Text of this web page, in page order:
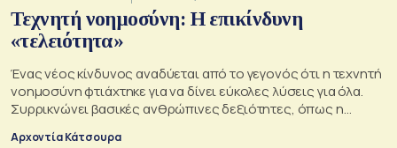
Τεχνητή νοημοσύνη: Η επικίνδυνη
«τελειότητα»
Ένας νέος κίνδυνος αναδύεται από το γεγονός ότι η τεχνητή
νοημοσύνη φτιάχτηκε για να δίνει εύκολες λύσεις για όλα.
Συρρικνώνει βασικές ανθρώπινες δεξιότητες, όπως η
Αρχοντία Κάτσουρα